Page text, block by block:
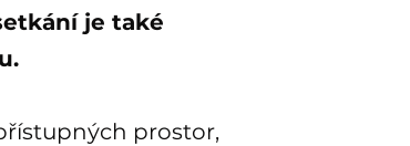
je také
prostor,